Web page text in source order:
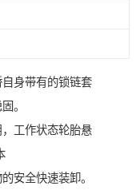
身带有的锁链套
。
工作状态轮胎悬
安全快速装卸。